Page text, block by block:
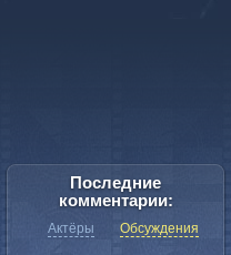
Последние
комментарии:
Актёры Обсуждения